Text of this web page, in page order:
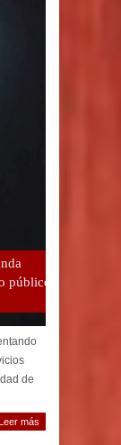
público
de
Leer más